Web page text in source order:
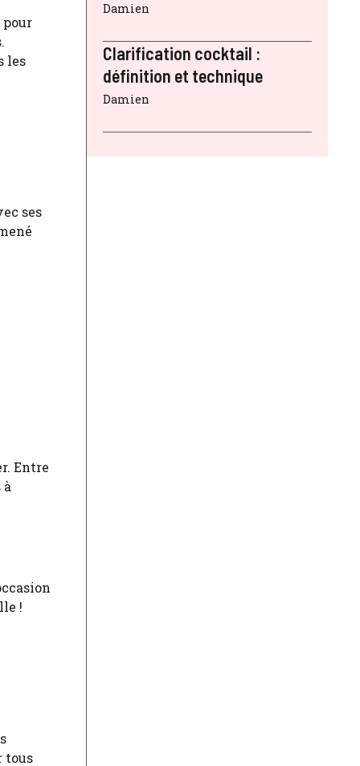
pour
les
ses
Entre
à
!
tous
Damien
Clarification cocktail :
définition et technique
Damien